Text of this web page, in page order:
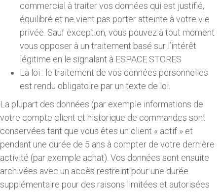
commercial à traiter vos données qui est justifié,
équilibré et ne vient pas porter atteinte à votre vie
privée. Sauf exception, vous pouvez à tout moment
vous opposer à un traitement basé sur l’intérêt
légitime en le signalant à ESPACE STORES
La loi : le traitement de vos données personnelles
est rendu obligatoire par un texte de loi.
La plupart des données (par exemple informations de
votre compte client et historique de commandes sont
conservées tant que vous êtes un client « actif » et
pendant une durée de 5 ans à compter de votre dernière
activité (par exemple achat). Vos données sont ensuite
archivées avec un accès restreint pour une durée
supplémentaire pour des raisons limitées et autorisées